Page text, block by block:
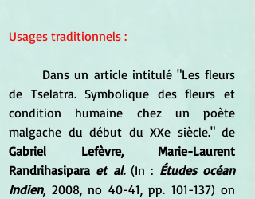
Usages traditionnels :
de Tselatra. Symbolique des fleurs et
condition humaine chez un poète
Gabriel Lefèvre, Marie-Laurent
Randrihasipara et al. (In : Études océan
Indien, 2008, no 40-41, pp. 101-137) on